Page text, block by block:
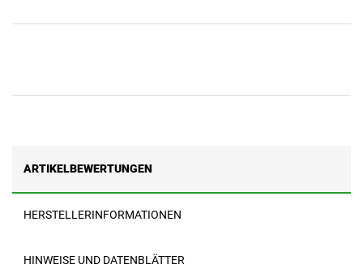
ARTIKELBEWERTUNGEN
HERSTELLERINFORMATIONEN
HINWEISE UND DATENBLÄTTER